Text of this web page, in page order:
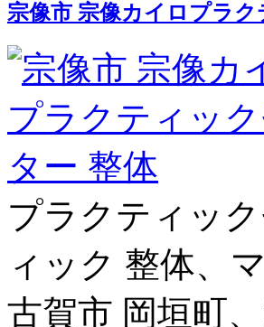
宗像市 宗像カイロプラ
プラクティッ
ィック 整体、
古賀市 岡垣町